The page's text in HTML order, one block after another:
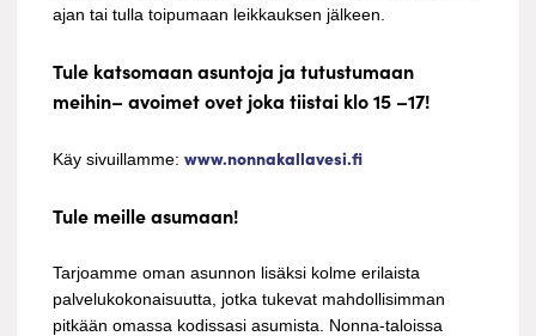
ajan tai tulla toipumaan leikkauksen jälkeen.
Tule katsomaan asuntoja ja tutustumaan
meihin– avoimet ovet joka tiistai klo 15 –17!
Käy sivuillamme: www.nonnakallavesi.fi
Tule meille asumaan!
Tarjoamme oman asunnon lisäksi kolme erilaista
palvelukokonaisuutta, jotka tukevat mahdollisimman
pitkään omassa kodissasi asumista. Nonna-taloissa